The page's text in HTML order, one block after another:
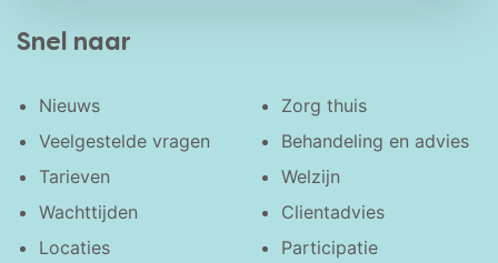
Snel naar
Nieuws
Veelgestelde vragen
Tarieven
Wachttijden
Locaties
Zorg thuis
Behandeling en advies
Welzijn
Clientadvies
Participatie